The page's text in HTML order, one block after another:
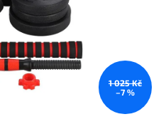
1 025 Kč
–7 %